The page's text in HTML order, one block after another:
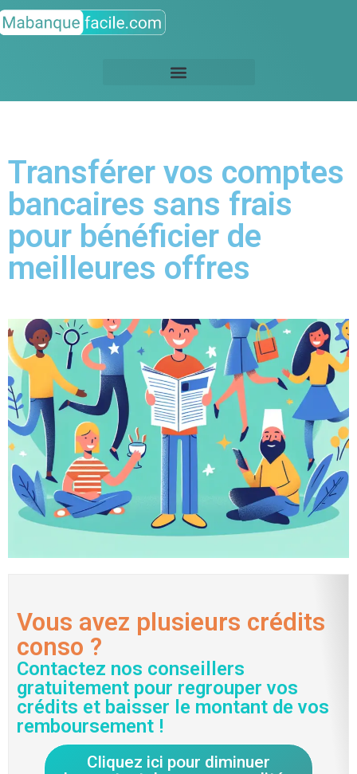
Transférer vos comptes
bancaires sans frais
pour bénéficier de
meilleures offres
Vous avez plusieurs crédits
conso ?
Contactez nos conseillers
gratuitement pour regrouper vos
crédits et baisser le montant de vos
remboursement !
Cliquez ici pour diminuer